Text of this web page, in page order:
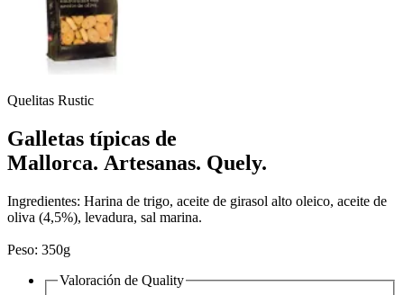
Quelitas Rustic
Galletas típicas de
Mallorca. Artesanas. Quely.
Ingredientes: Harina de trigo, aceite de girasol alto oleico, aceite de
oliva (4,5%), levadura, sal marina.
Peso: 350g
Valoración de Quality